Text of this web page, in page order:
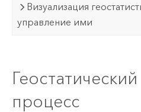
Визуализация
управление ими
процесс